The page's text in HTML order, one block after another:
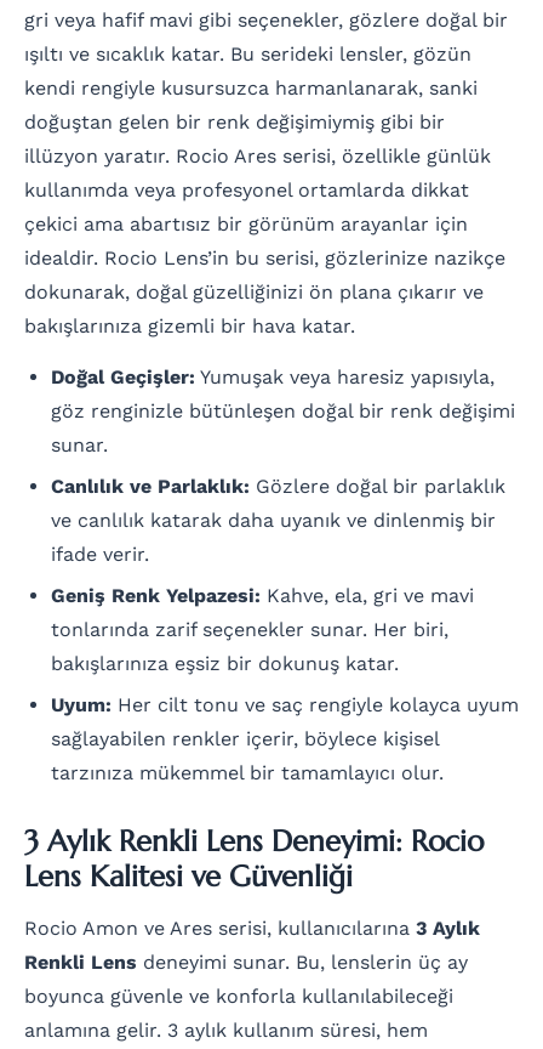
gri veya hafif mavi gibi seçenekler, gözlere doğal bir
ışıltı ve sıcaklık katar. Bu serideki lensler, gözün
kendi rengiyle kusursuzca harmanlanarak, sanki
doğuştan gelen bir renk değişimiymiş gibi bir
illüzyon yaratır. Rocio Ares serisi, özellikle günlük
kullanımda veya profesyonel ortamlarda dikkat
çekici ama abartısız bir görünüm arayanlar için
idealdir. Rocio Lens’in bu serisi, gözlerinize nazikçe
dokunarak, doğal güzelliğinizi ön plana çıkarır ve
bakışlarınıza gizemli bir hava katar.
Doğal Geçişler: Yumuşak veya haresiz yapısıyla,
göz renginizle bütünleşen doğal bir renk değişimi
sunar.
Canlılık ve Parlaklık: Gözlere doğal bir parlaklık
ve canlılık katarak daha uyanık ve dinlenmiş bir
ifade verir.
Geniş Renk Yelpazesi: Kahve, ela, gri ve mavi
tonlarında zarif seçenekler sunar. Her biri,
bakışlarınıza eşsiz bir dokunuş katar.
Uyum: Her cilt tonu ve saç rengiyle kolayca uyum
sağlayabilen renkler içerir, böylece kişisel
tarzınıza mükemmel bir tamamlayıcı olur.
3 Aylık Renkli Lens Deneyimi: Rocio
Lens Kalitesi ve Güvenliği
Rocio Amon ve Ares serisi, kullanıcılarına 3 Aylık
Renkli Lens deneyimi sunar. Bu, lenslerin üç ay
boyunca güvenle ve konforla kullanılabileceği
anlamına gelir. 3 aylık kullanım süresi, hem